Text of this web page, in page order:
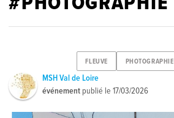
FLEUVE PHOTOGRAPHIE
MSH Val de Loire
événement publié le17/03/2026